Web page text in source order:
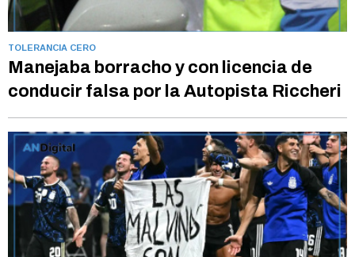
TOLERANCIA CERO
Manejaba borracho y con licencia de
conducir falsa por la Autopista Riccheri